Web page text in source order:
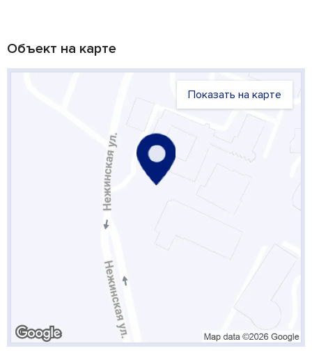
Объект на карте
Показать на карте